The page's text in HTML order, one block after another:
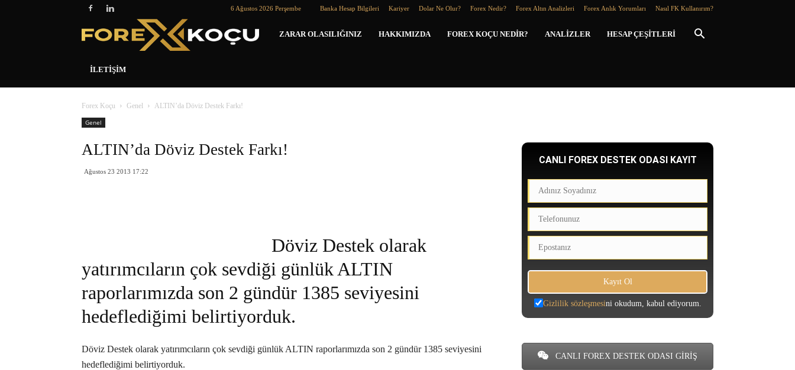
6 Ağustos 2026 Perşembe Banka Hesap Bilgileri Kariyer Dolar Ne Olur? Forex Nedir? Forex Altın Analizleri Forex Anlık Yorumları Nasıl FK Kullanırım?
Forex
ZARAR OLASILIĞINIZ HAKKIMIZDA FOREX KOÇU NEDIR? ANALIZLER HESAP ÇEŞITLERI
İLETIŞIM
Forex Koçu Genel
ALTIN’da Döviz Destek Farkı!
Genel
ALTIN’da Döviz Destek Farkı!
Ağustos 23 2013 17:22
Döviz Destek olarak
yatırımcıların çok sevdiği günlük ALTIN
raporlarımızda son 2 gündür 1385 seviyesini
hedeflediğimi belirtiyorduk.
Döviz Destek olarak yatırımcıların çok sevdiği günlük ALTIN raporlarımızda son 2 gündür 1385 seviyesini
hedeflediğimi belirtiyorduk.
CANLI FOREX DESTEK ODASI KAYIT
Gizlilik sözleşmesini okudum, kabul ediyorum.
CANLI FOREX DESTEK ODASI GİRİŞ